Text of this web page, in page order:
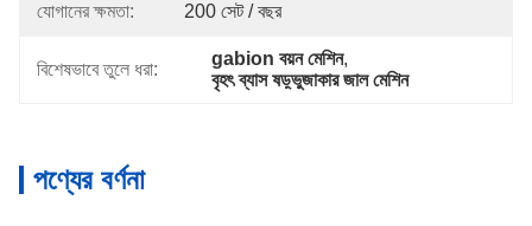
যোগানের ক্ষমতা: 200 সেট / বছর
বিশেষভাবে তুলে ধরা:
gabion বয়ন মেশিন,
বৃহৎ ব্যাস ষড়্ভুজাকার জাল মেশিন
পণ্যের বর্ণনা